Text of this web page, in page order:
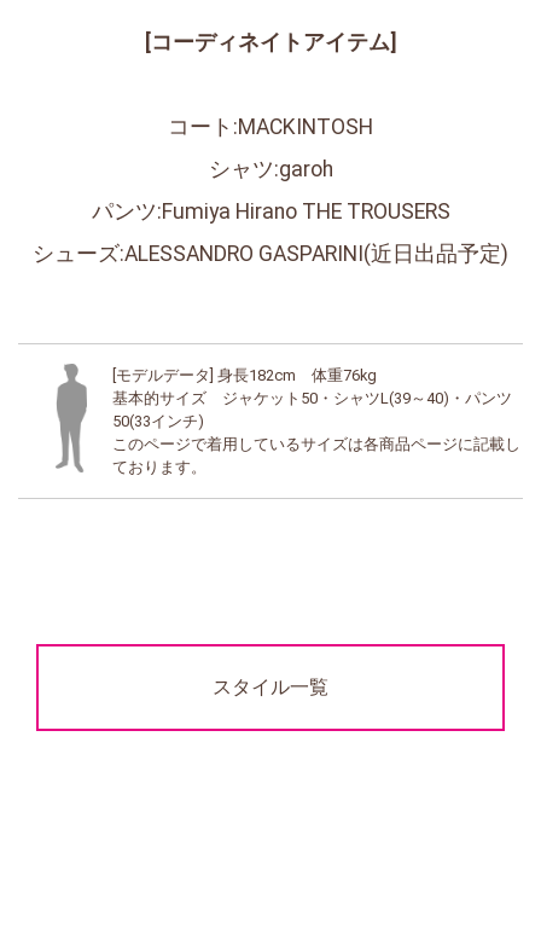
[コーディネイトアイテム]
コート:MACKINTOSH
シャツ:garoh
パンツ:Fumiya Hirano THE TROUSERS
シューズ:ALESSANDRO GASPARINI(近日出品予定)
[モデルデータ] 身長182cm 体重76kg
基本的サイズ ジャケット50・シャツL(39～40)・パンツ
50(33インチ)
このページで着用しているサイズは各商品ページに記載し
ております。
スタイル一覧